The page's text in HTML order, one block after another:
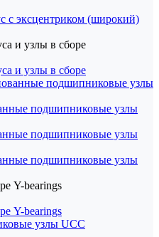
с эксцентриком (широкий)
и узлы в сборе
и узлы в сборе
подшипниковые узлы
подшипниковые узлы
подшипниковые узлы
подшипниковые узлы
Y-bearings
Y-bearings
узлы UCC